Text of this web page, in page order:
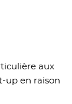
aux
up en raison